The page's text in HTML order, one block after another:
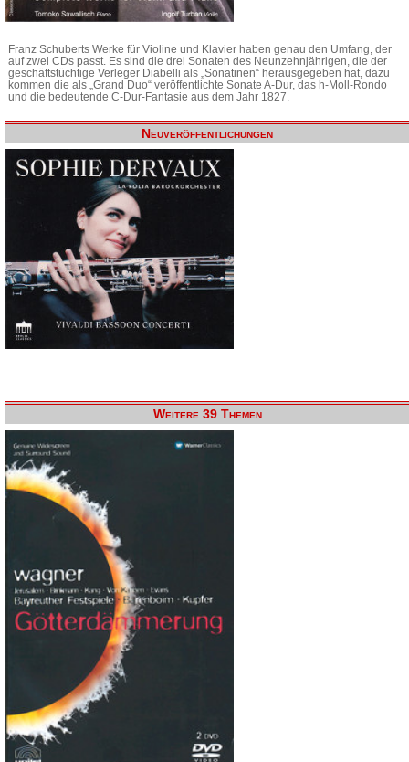
Franz Schuberts Werke für Violine und Klavier haben genau den Umfang, der
auf zwei CDs passt. Es sind die drei Sonaten des Neunzehnjährigen, die der
geschäftstüchtige Verleger Diabelli als „Sonatinen“ herausgegeben hat, dazu
kommen die als „Grand Duo“ veröffentlichte Sonate A-Dur, das h-Moll-Rondo
und die bedeutende C-Dur-Fantasie aus dem Jahr 1827.
Neuveröffentlichungen
Weitere 39 Themen